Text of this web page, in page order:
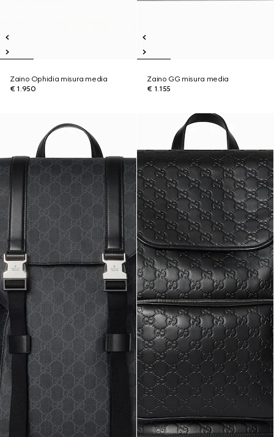
Zaino Ophidia misura media
€ 1.950
Zaino GG misura media
€ 1.155